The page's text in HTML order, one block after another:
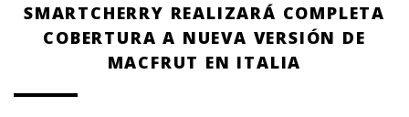
SMARTCHERRY REALIZARÁ COMPLETA
COBERTURA A NUEVA VERSIÓN DE
MACFRUT EN ITALIA